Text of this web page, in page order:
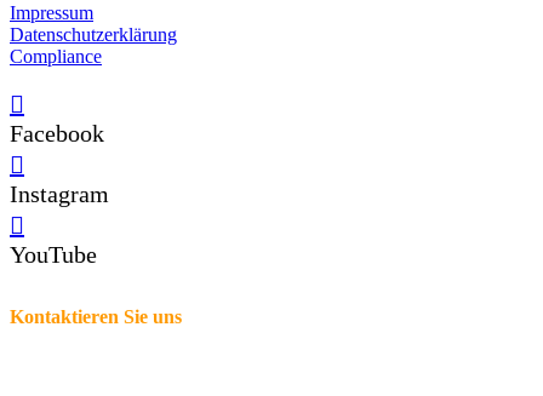
Impressum
Datenschutzerklärung
Compliance
Facebook
Instagram
YouTube
Kontaktieren Sie uns